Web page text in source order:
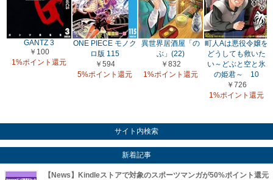
GANTZ 3
￥100
1%ポイント還元
ONE PIECE モノク
ロ版 115
￥594
5%ポイント還元
異世界居酒屋「の
ぶ」(22)
￥832
1%ポイント還元
町人Aは悪役令嬢を
どうしても救いた
い～どぶと空と氷
の姫君～ 10
￥726
1%ポイント還元
サイト内検索
新着記事
【News】Kindleストアで対象のスポーツマンガが50%ポイント還元